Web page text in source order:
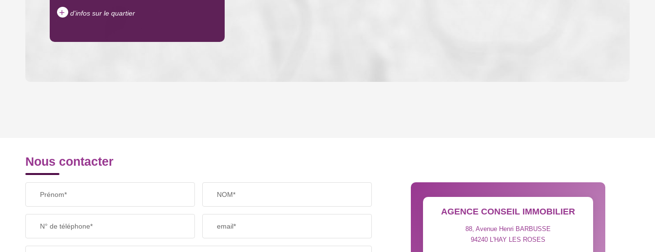
+ d'infos sur le quartier
TAXE FONCIÈRE
SUPERFICIE : ECOLES ET CRÈCHES
RESTAURANTS ET CAFÉS COMMERCES
Nous contacter
Prénom* NOM*
N° de téléphone* email*
AGENCE CONSEIL IMMOBILIER
88, Avenue Henri BARBUSSE
94240 L'HAY LES ROSES